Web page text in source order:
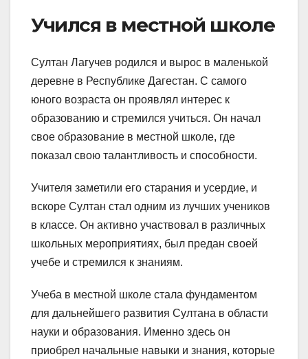
Учился в местной школе
Султан Лагучев родился и вырос в маленькой
деревне в Республике Дагестан. С самого
юного возраста он проявлял интерес к
образованию и стремился учиться. Он начал
свое образование в местной школе, где
показал свою талантливость и способности.
Учителя заметили его старания и усердие, и
вскоре Султан стал одним из лучших учеников
в классе. Он активно участвовал в различных
школьных мероприятиях, был предан своей
учебе и стремился к знаниям.
Учеба в местной школе стала фундаментом
для дальнейшего развития Султана в области
науки и образования. Именно здесь он
приобрел начальные навыки и знания, которые